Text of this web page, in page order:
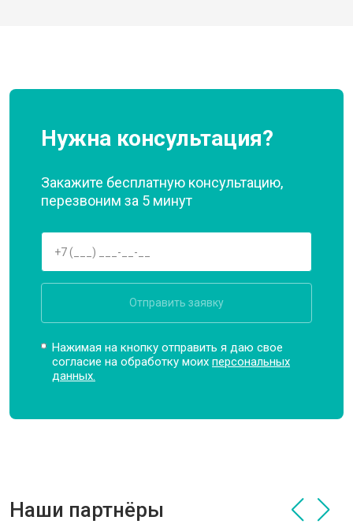
Нужна консультация?
Закажите бесплатную консультацию,
перезвоним за 5 минут
Отправить заявку
Нажимая на кнопку отправить я даю свое
согласие на обработку моихперсональных
данных.
Наши партнёры